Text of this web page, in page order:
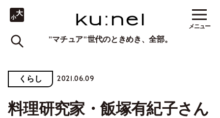
"マチュア"世代のときめき、全部。
メニュー
くらし 2021.06.09
料理研究家・飯塚有紀子さん